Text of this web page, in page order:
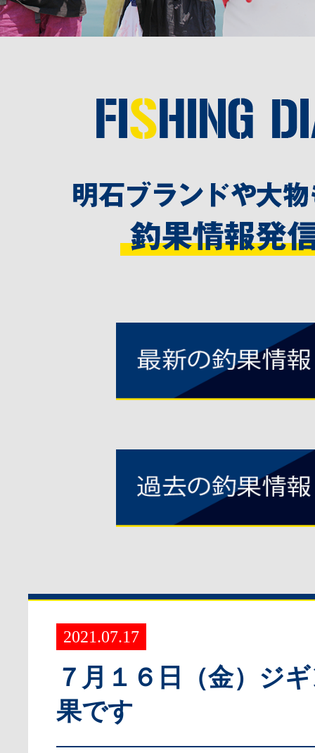
2021.07.17
７月１６日（金）ジ
果です